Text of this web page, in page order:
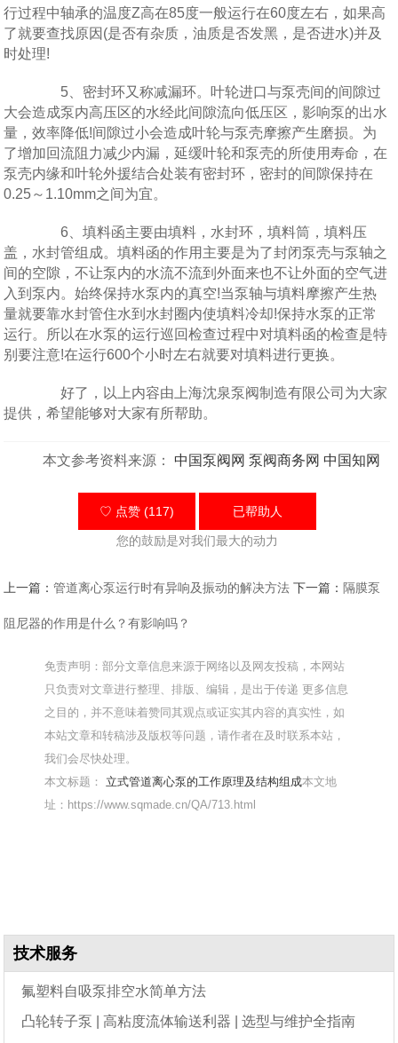
行过程中轴承的温度Z高在85度一般运行在60度左右，如果高
了就要查找原因(是否有杂质，油质是否发黑，是否进水)并及
时处理!
5、密封环又称减漏环。叶轮进口与泵壳间的间隙过
大会造成泵内高压区的水经此间隙流向低压区，影响泵的出水
量，效率降低!间隙过小会造成叶轮与泵壳摩擦产生磨损。为
了增加回流阻力减少内漏，延缓叶轮和泵壳的所使用寿命，在
泵壳内缘和叶轮外援结合处装有密封环，密封的间隙保持在
0.25～1.10mm之间为宜。
6、填料函主要由填料，水封环，填料筒，填料压
盖，水封管组成。填料函的作用主要是为了封闭泵壳与泵轴之
间的空隙，不让泵内的水流不流到外面来也不让外面的空气进
入到泵内。始终保持水泵内的真空!当泵轴与填料摩擦产生热
量就要靠水封管住水到水封圈内使填料冷却!保持水泵的正常
运行。所以在水泵的运行巡回检查过程中对填料函的检查是特
别要注意!在运行600个小时左右就要对填料进行更换。
好了，以上内容由上海沈泉泵阀制造有限公司为大家
提供，希望能够对大家有所帮助。
本文参考资料来源： 中国泵阀网 泵阀商务网 中国知网
♡ 点赞 (117) 已帮助 人
您的鼓励是对我们最大的动力
上一篇：管道离心泵运行时有异响及振动的解决方法 下一篇：隔膜泵
阻尼器的作用是什么？有影响吗？
免责声明：部分文章信息来源于网络以及网友投稿，本网站
只负责对文章进行整理、排版、编辑，是出于传递 更多信息
之目的，并不意味着赞同其观点或证实其内容的真实性，如
本站文章和转稿涉及版权等问题，请作者在及时联系本站，
我们会尽快处理。
本文标题： 立式管道离心泵的工作原理及结构组成本文地
址：https://www.sqmade.cn/QA/713.html
技术服务
氟塑料自吸泵排空水简单方法
凸轮转子泵 | 高粘度流体输送利器 | 选型与维护全指南